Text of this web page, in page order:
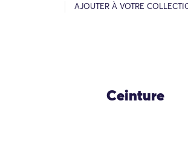
AJOUTER À VOTRE
Ceinture